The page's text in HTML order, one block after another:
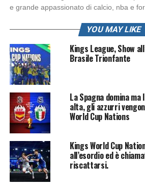
e grande appassionato di calcio, nba e
YOU MAY LIKE
Kings League, Show
Brasile Trionfante
La Spagna domina
alta, gli azzurri
World Cup Nations
Kings World Cup
all’esordio ed è
riscattarsi.